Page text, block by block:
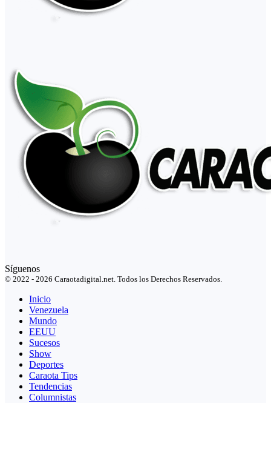
Síguenos
© 2022 - 2026 Caraotadigital.net. Todos los Derechos Reservados.
Inicio
Venezuela
Mundo
EEUU
Sucesos
Show
Deportes
Caraota Tips
Tendencias
Columnistas